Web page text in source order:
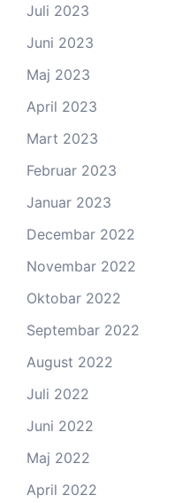
Juli 2023
Juni 2023
Maj 2023
April 2023
Mart 2023
Februar 2023
Januar 2023
Decembar 2022
Novembar 2022
Oktobar 2022
Septembar 2022
August 2022
Juli 2022
Juni 2022
Maj 2022
April 2022